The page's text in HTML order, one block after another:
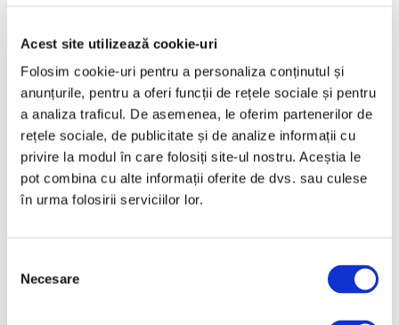
Acest site utilizează cookie-uri
Folosim cookie-uri pentru a personaliza conținutul și
anunțurile, pentru a oferi funcții de rețele sociale și pentru
a analiza traficul. De asemenea, le oferim partenerilor de
rețele sociale, de publicitate și de analize informații cu
privire la modul în care folosiți site-ul nostru. Aceștia le
pot combina cu alte informații oferite de dvs. sau culese
în urma folosirii serviciilor lor.
consimțământului
Necesare
colecţia John C. Webber. Expoziţia „Kimono
Style" trasează evoluţia cronologică a
acestui obiect vestimentar japonez iconic,
din perioada Edo (1615 - 1868), până în
secolul XX. Piesele din colecţie
Continuă lectura >